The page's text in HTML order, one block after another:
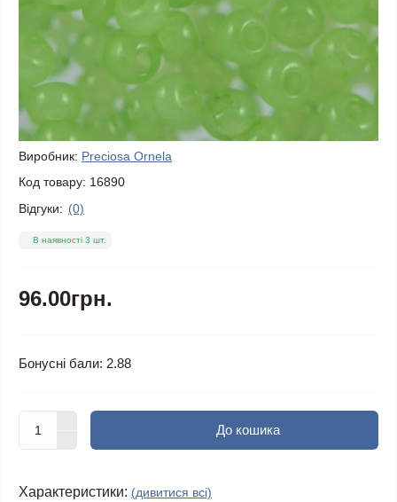
Виробник: Preciosa Ornela
Код товару: 16890
Відгуки: (0)
В наявності 3 шт.
96.00грн.
Бонусні бали: 2.88
До кошика
Характеристики: (дивитися всі)